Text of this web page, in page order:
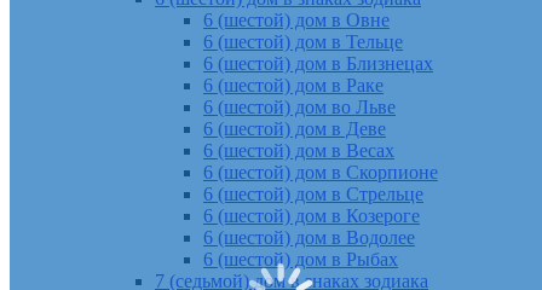
6 (шестой) дом в Овне
6 (шестой) дом в Тельце
6 (шестой) дом в Близнецах
6 (шестой) дом в Раке
6 (шестой) дом во Льве
6 (шестой) дом в Деве
6 (шестой) дом в Весах
6 (шестой) дом в Скорпионе
6 (шестой) дом в Стрельце
6 (шестой) дом в Козероге
6 (шестой) дом в Водолее
6 (шестой) дом в Рыбах
7 (седьмой) дом в знаках зодиака